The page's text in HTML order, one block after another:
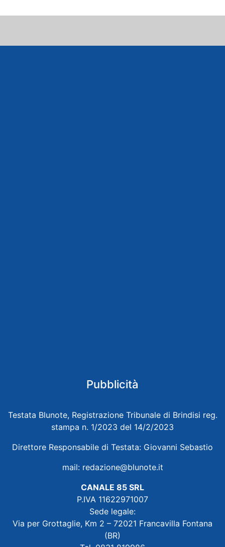
Pubblicità
Testata Blunote, Registrazione Tribunale di Brindisi reg.
stampa n. 1/2023 del 14/2/2023
Direttore Responsabile di Testata: Giovanni Sebastio
mail: redazione@blunote.it
CANALE 85 SRL
P.IVA 11622971007
Sede legale:
Via per Grottaglie, Km 2 – 72021 Francavilla Fontana
(BR)